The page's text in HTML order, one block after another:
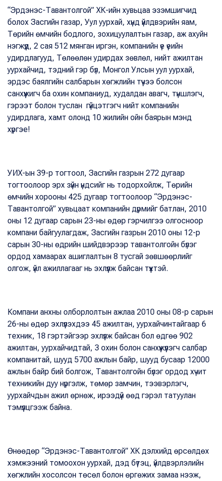
“Эрдэнэс-Тавантолгой” ХК-ийн хувьцаа эзэмшигчид
болох Засгийн газар, Уул уурхай, хүнд үйлдвэрийн яам,
Төрийн өмчийн бодлого, зохицуулалтын газар, аж ахуйн
нэгжүүд, 2 сая 512 мянган иргэн, компанийн үе үеийн
удирдлагууд, Төлөөлөн удирдах зөвлөл, нийт ажилтан
уурхайчид, тэдний гэр бүл, Монгол Улсын уул уурхай,
эрдэс баялгийн салбарын хөгжлийн түүчээ болсон
санхүүжигч ба охин компаниуд, худалдан авагч, түншлэгч,
гэрээт болон туслан гүйцэтгэгч нийт компанийн
удирдлага, хамт олонд 10 жилийн ойн баярын мэнд
хүргэе!
УИХ-ын 39-р тогтоол, Засгийн газрын 272 дугаар
тогтоолоор эрх зүйн үндсийг нь тодорхойлж, Төрийн
өмчийн хорооны 425 дугаар тогтоолоор “Эрдэнэс-
Тавантолгой” хувьцаат компанийн дүрмийг батлан, 2010
оны 12 дугаар сарын 23-ны өдөр гэрчилгээ олгосноор
компани байгуулагдаж, Засгийн газрын 2010 оны 12-р
сарын 30-ны өдрийн шийдвэрээр тавантолгойн бүлэг
ордод хамаарах ашиглалтын 8 тусгай зөвшөөрлийг
олгож, үйл ажиллагааг нь эхлүүлж байсан түүхтэй.
Компани анхны олборлолтын ажлаа 2010 оны 08-р сарын
26-ны өдөр эхлүүлэхдээ 45 ажилтан, уурхайчинтайгаар 6
техник, 18 гэртэйгээр эхлүүлж байсан бол өдгөө 902
ажилтан, уурхайчидтай, 3 охин болон санхүүжүүлэгч салбар
компанитай, шууд 5700 ажлын байр, шууд бусаар 12000
ажлын байр бий болгож, Тавантолгойн бүлэг ордод хүчит
техникийн дуу нүргэлж, төмөр замчин, тээвэрлэгч,
уурхайчдын ажил өрнөж, ирээдүй өөд гэрэл татуулан
тэмүүлцгээж байна.
Өнөөдөр “Эрдэнэс-Тавантолгой” ХК дэлхийд өрсөлдөх
хэмжээний томоохон уурхай, дэд бүтэц, үйлдвэрлэлийн
хөгжлийн хосолсон төсөл болон өргөжих замаа нээж,